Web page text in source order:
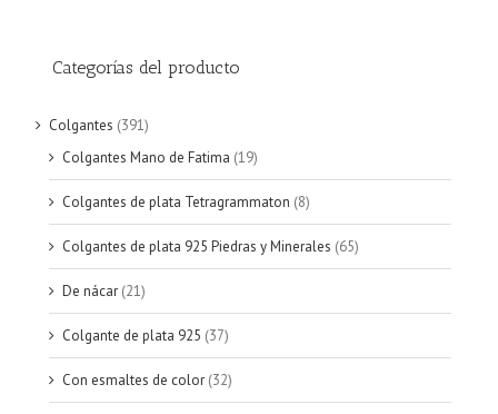
Categorías del producto
Colgantes (391)
Colgantes Mano de Fatima (19)
Colgantes de plata Tetragrammaton (8)
Colgantes de plata 925 Piedras y Minerales (65)
De nácar (21)
Colgante de plata 925 (37)
Con esmaltes de color (32)